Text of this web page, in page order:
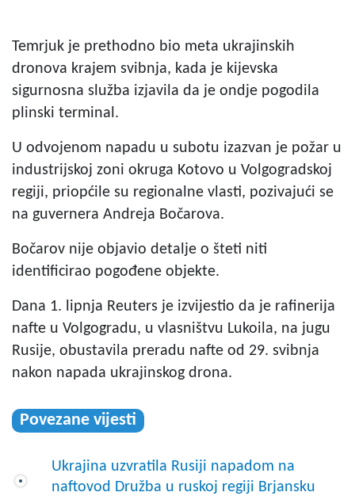
Temrjuk je prethodno bio meta ukrajinskih
dronova krajem svibnja, kada je kijevska
sigurnosna služba izjavila da je ondje pogodila
plinski terminal.
U odvojenom napadu u subotu izazvan je požar u
industrijskoj zoni okruga Kotovo u Volgogradskoj
regiji, priopćile su regionalne vlasti, pozivajući se
na guvernera Andreja Bočarova.
Bočarov nije objavio detalje o šteti niti
identificirao pogođene objekte.
Dana 1. lipnja Reuters je izvijestio da je rafinerija
nafte u Volgogradu, u vlasništvu Lukoila, na jugu
Rusije, obustavila preradu nafte od 29. svibnja
nakon napada ukrajinskog drona.
Povezane vijesti
Ukrajina uzvratila Rusiji napadom na
naftovod Družba u ruskoj regiji Brjansku